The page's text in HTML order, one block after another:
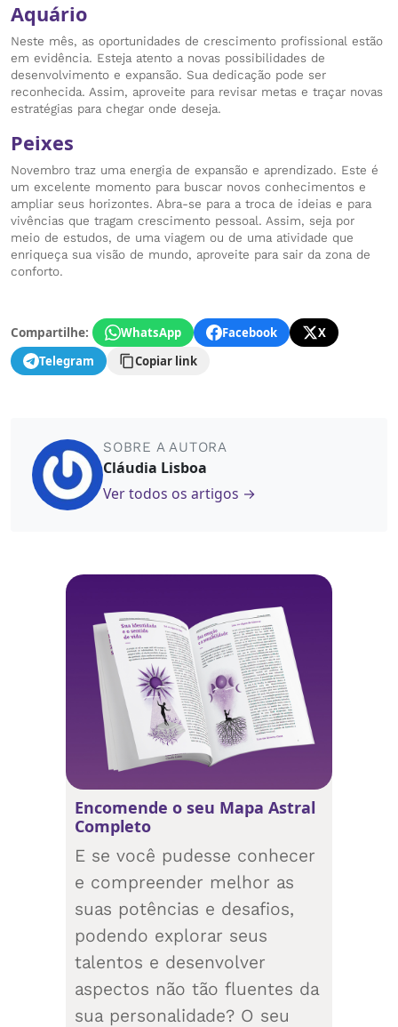
Aquário
Neste mês, as oportunidades de crescimento profissional estão
em evidência. Esteja atento a novas possibilidades de
desenvolvimento e expansão. Sua dedicação pode ser
reconhecida. Assim, aproveite para revisar metas e traçar novas
estratégias para chegar onde deseja.
Peixes
Novembro traz uma energia de expansão e aprendizado. Este é
um excelente momento para buscar novos conhecimentos e
ampliar seus horizontes. Abra-se para a troca de ideias e para
vivências que tragam crescimento pessoal. Assim, seja por
meio de estudos, de uma viagem ou de uma atividade que
enriqueça sua visão de mundo, aproveite para sair da zona de
conforto.
Compartilhe: WhatsApp Facebook
X
Telegram
Copiar link
SOBRE A AUTORA
Cláudia Lisboa
Ver todos os artigos →
Encomende o seu Mapa Astral
Completo
E se você pudesse conhecer
e compreender melhor as
suas potências e desafios,
podendo explorar seus
talentos e desenvolver
aspectos não tão fluentes da
sua personalidade? O seu